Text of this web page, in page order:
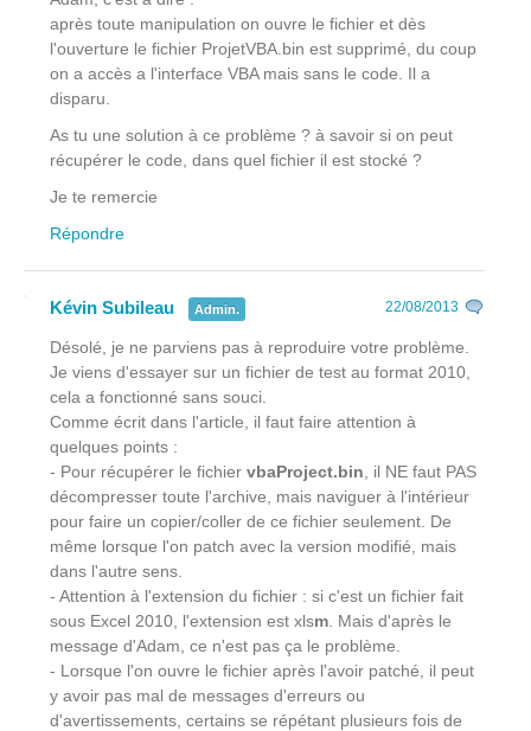
après toute manipulation on ouvre le fichier et dès
l'ouverture le fichier ProjetVBA.bin est supprimé, du coup
on a accès a l'interface VBA mais sans le code. Il a
disparu.
As tu une solution à ce problème ? à savoir si on peut
récupérer le code, dans quel fichier il est stocké ?
Je te remercie
Répondre
Kévin Subileau Admin. 22/08/2013
Désolé, je ne parviens pas à reproduire votre problème.
Je viens d'essayer sur un fichier de test au format 2010,
cela a fonctionné sans souci.
Comme écrit dans l'article, il faut faire attention à
quelques points :
- Pour récupérer le fichier vbaProject.bin , il NE faut PAS
décompresser toute l'archive, mais naviguer à l'intérieur
pour faire un copier/coller de ce fichier seulement. De
même lorsque l'on patch avec la version modifié, mais
dans l'autre sens.
- Attention à l'extension du fichier : si c'est un fichier fait
sous Excel 2010, l'extension est xlsm . Mais d'après le
message d'Adam, ce n'est pas ça le problème.
- Lorsque l'on ouvre le fichier après l'avoir patché, il peut
y avoir pas mal de messages d'erreurs ou
d'avertissements, certains se répétant plusieurs fois de